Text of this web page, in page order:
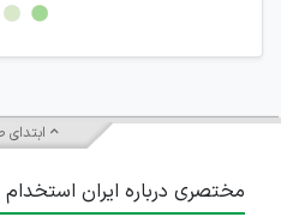
مختصری درباره ایران استخدام